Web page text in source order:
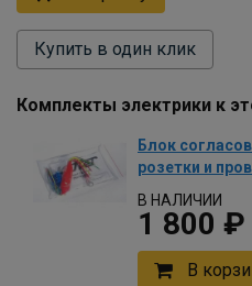
Купить в один клик
Комплекты электрики к
Блок
розетки и
В НАЛИЧИИ
1 800 ₽
В